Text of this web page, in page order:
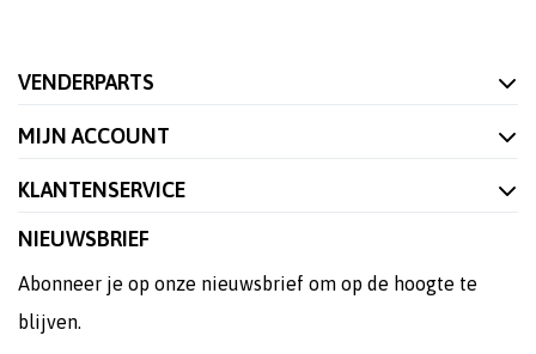
VENDERPARTS
MIJN ACCOUNT
KLANTENSERVICE
NIEUWSBRIEF
Abonneer je op onze nieuwsbrief om op de hoogte te
blijven.